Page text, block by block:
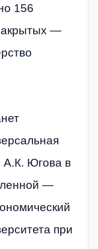
156
—
А.К. Югова в
—
при